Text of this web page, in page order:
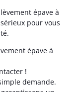
épave à
pour vous
épave à
!
demande.